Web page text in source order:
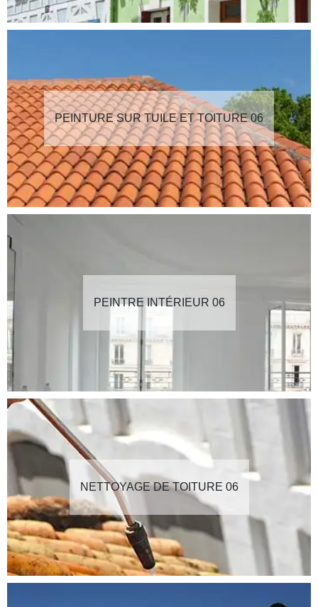
PEINTURE SUR TUILE ET TOITURE 06
PEINTRE INTÉRIEUR 06
NETTOYAGE DE TOITURE 06